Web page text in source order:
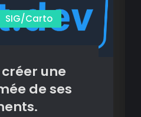
portée
de
SIG/Carto
une
de ses